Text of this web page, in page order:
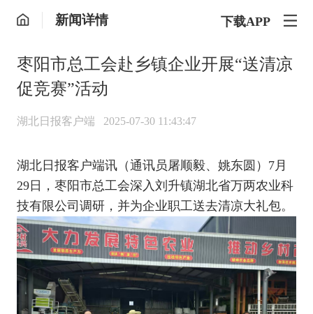
新闻详情 下载APP
枣阳市总工会赴乡镇企业开展“送清凉
促竞赛”活动
湖北日报客户端 2025-07-30 11:43:47
湖北日报客户端讯（通讯员屠顺毅、姚东圆）7月
29日，枣阳市总工会深入刘升镇湖北省万两农业科
技有限公司调研，并为企业职工送去清凉大礼包。